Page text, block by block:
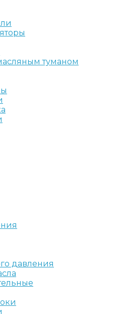
туманом
давления